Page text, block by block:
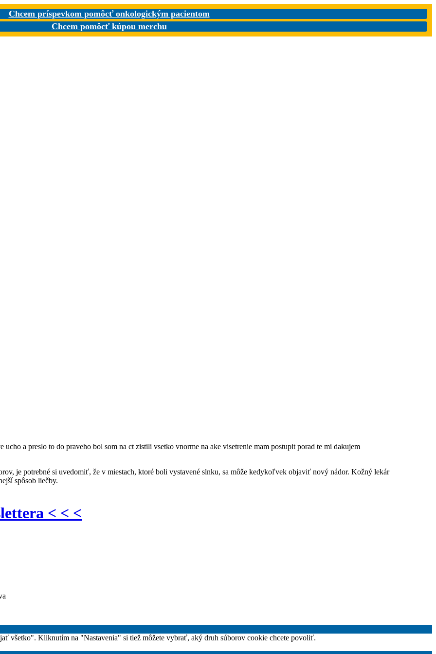
Chcem príspevkom pomôcť onkologickým pacientom
Chcem pomôcť kúpou merchu
a preslo to do praveho bol som na ct zistili vsetko vnorme na ake visetrenie mam postupit porad te mi dakujem
je potrebné si uvedomiť, že v miestach, ktoré boli vystavené slnku, sa môže kedykoľvek objaviť nový nádor. Kožný lekár
spôsob liečby.
< < <
všetko". Kliknutím na "Nastavenia" si tiež môžete vybrať, aký druh súborov cookie chcete povoliť.